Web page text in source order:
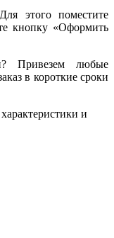
этого поместите
кнопку «Оформить
Привезем любые
в короткие сроки
и